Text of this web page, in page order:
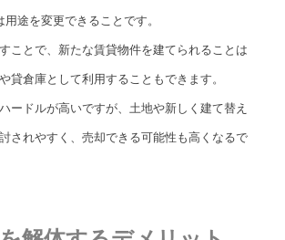
途を変更できることです。
ことで、新たな賃貸物件を建てられることは
貸倉庫として利用することもできます。
ードルが高いですが、土地や新しく建て替え
されやすく、売却できる可能性も高くなるで